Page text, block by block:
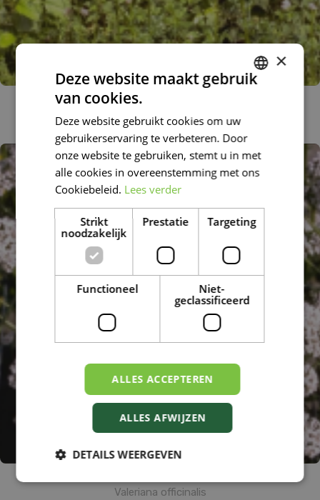
Echte valeriaan
Valeriana officinalis 'Alba'
Valeriana officinalis
×
Deze website maakt gebruik
van cookies.
Deze website gebruikt cookies om uw
gebruikerservaring te verbeteren. Door
onze website te gebruiken, stemt u in met
alle cookies in overeenstemming met ons
Cookiebeleid. Lees verder
Strikt
noodzakelijk
Prestatie Targeting
Functioneel
Niet-
geclassificeerd
ALLES ACCEPTEREN
ALLES AFWIJZEN
DETAILS WEERGEVEN